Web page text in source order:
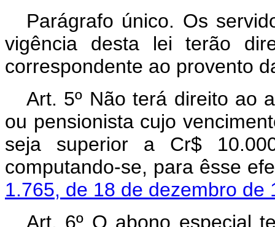
Parágrafo único. Os
vigência desta lei terão
correspondente ao provento
Art. 5º Não terá direito ao
ou pensionista cujo
seja superior a Cr$
computando-se, para êsse
1.765, de 18 de dezembro de
Art. 6º O abono especial